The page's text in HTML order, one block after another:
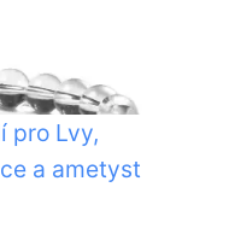
pro Lvy,
a ametyst